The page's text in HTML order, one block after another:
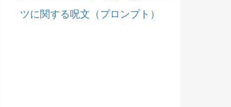
ツに関する呪文（プロンプト）